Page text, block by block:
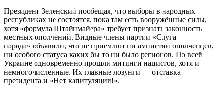
Президент Зеленский пообещал, что выборы в народных
республиках не состоятся, пока там есть вооружённые силы,
хотя «формула Штайнмайера» требует признать законность
местных ополчений. Видные члены партии «Слуга
народа» объявили, что не приемлют ни амнистии ополченцев,
ни особого статуса каких бы то ни было регионов. По всей
Украине одновременно прошли митинги нацистов, хотя и
немногочисленные. Их главные лозунги — отставка
президента и «Нет капитуляции!».